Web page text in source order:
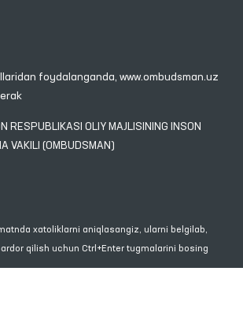
foydalanganda, www.ombudsman.uz
OLIY MAJLISINING INSON
VAKILI (OMBUDSMAN)
xatoliklarni aniqlasangiz, ularni belgilab,
qilish uchun Ctrl+Enter tugmalarini bosing